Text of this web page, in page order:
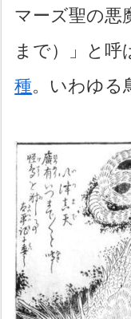
マーズ聖の悪
まで）」と呼
種。いわゆる